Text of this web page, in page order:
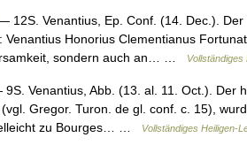
12S. Venantius, Ep. Conf. (14. Dec.).
Venantius Honorius Clementianus
sondern auch an… …
Vollständiges
Venantius, Abb. (13. al. 11. Oct.). Der
Gregor. Turon. de gl. conf. c. 15),
zu Bourges… …
Vollständiges Heiligen-